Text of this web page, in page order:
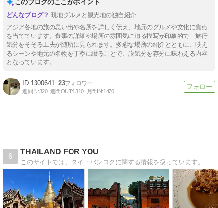
このブログのここがポイント
現地グルメと観光地の独自紹介
アジア各地の旅の思い出や名所を詳しく伝え、地元のグルメや文化に焦点
を当てています。食事の詳細や場所の雰囲気に迫る描写が印象的で、旅行
気分をそそる工夫が随所に見られます。多彩な場所の紹介とともに、映え
るシーンや地元の名物を丁寧に綴ることで、旅気分を存分に味わえる内容
となっています。
1300641 23
週間IN:320 週間OUT:1310 月間IN:1470
6
THAILAND FOR YOU
このサイトでは、タイ・バンコクに関する情報を扱っています。旅行や出張で訪れる際に役立つ情報を更新していきます。